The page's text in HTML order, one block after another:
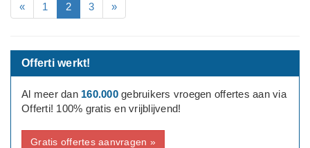
« 1 2 3 »
Offerti werkt!
Al meer dan 160.000gebruikers vroegen offertes aan via
Offerti! 100% gratis en vrijblijvend!
Gratis offertes aanvragen »